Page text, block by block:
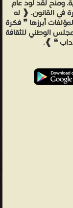
ومنح لقد لود عام
في القانون. ❰ له
أبرزها ❞ فكرة
الوطني للثقافة
❝ ❱.